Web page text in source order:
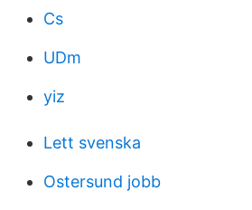
Cs
UDm
yiz
Lett svenska
Ostersund jobb